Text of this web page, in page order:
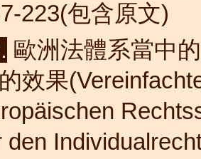
223(包含原文)
歐洲法體系當中
效果
den